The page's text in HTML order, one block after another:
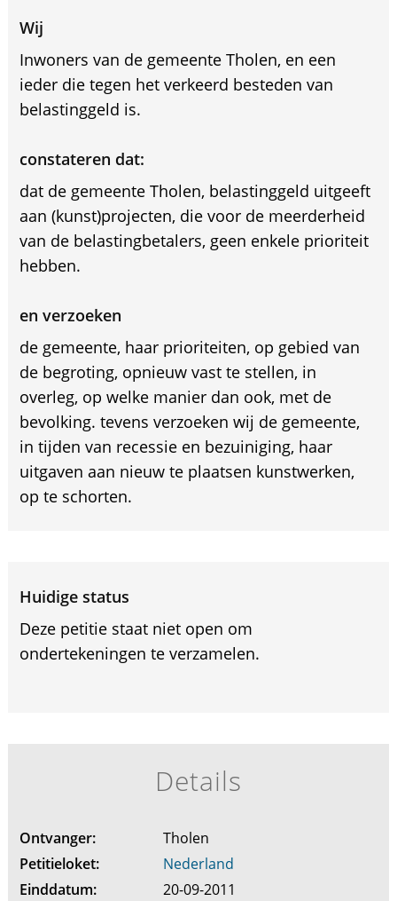
Wij
Inwoners van de gemeente Tholen, en een
ieder die tegen het verkeerd besteden van
belastinggeld is.
constateren dat:
dat de gemeente Tholen, belastinggeld uitgeeft
aan (kunst)projecten, die voor de meerderheid
van de belastingbetalers, geen enkele prioriteit
hebben.
en verzoeken
de gemeente, haar prioriteiten, op gebied van
de begroting, opnieuw vast te stellen, in
overleg, op welke manier dan ook, met de
bevolking. tevens verzoeken wij de gemeente,
in tijden van recessie en bezuiniging, haar
uitgaven aan nieuw te plaatsen kunstwerken,
op te schorten.
Huidige status
Deze petitie staat niet open om
ondertekeningen te verzamelen.
Details
Ontvanger:
Tholen
Petitieloket:
Nederland
Einddatum:
20-09-2011